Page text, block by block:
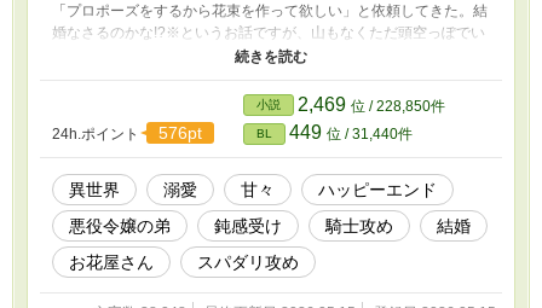
「プロポーズをするから花束を作って欲しい」と依頼してきた。結
婚なさるのかな!?※というお話ですが、山もなくただ頭空っぽでい
ちゃいちゃする話が書きたかったので、いちゃいちゃしているのみ
です。頭空っぽでご覧頂けると嬉しいです。
24h.ポイント 576pt
小説 2,469 位 / 228,850件
BL 449 位 / 31,440件
異世界 溺愛 甘々
ハッピーエンド
悪役令嬢の弟
鈍感受け 騎士攻め
結婚
お花屋さん
スパダリ攻め